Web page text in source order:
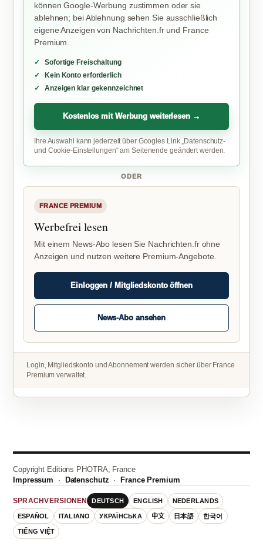
können Google-Werbung zustimmen oder sie
ablehnen; bei Ablehnung sehen Sie ausschließlich
eigene Anzeigen von Nachrichten.fr und France
Premium.
Sofortige Freischaltung
Kein Konto erforderlich
Anzeigen klar gekennzeichnet
Kostenlos mit Werbung weiterlesen →
Ihre Auswahl kann jederzeit über Googles Link „Datenschutz-
und Cookie-Einstellungen“ am Seitenende geändert werden.
ODER
FRANCE PREMIUM
Werbefrei lesen
Mit einem News-Abo lesen Sie Nachrichten.fr ohne
Anzeigen und nutzen weitere Premium-Angebote.
Einloggen / Mitgliedskonto öffnen
News-Abo ansehen
Login, Mitgliedskonto und Abonnement werden sicher über France
Premium verwaltet.
Copyright Editions PHOTRA, France
Impressum · Datenschutz · France Premium
SPRACHVERSIONEN DEUTSCH ENGLISH NEDERLANDS
ESPAÑOL ITALIANO УКРАЇНСЬКА 中文 日本語 한국어
TIẾNG VIỆT